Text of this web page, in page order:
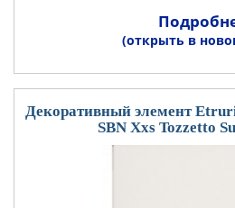
(открыть в
Декоративный элемент
SBN Xxs Tozzetto